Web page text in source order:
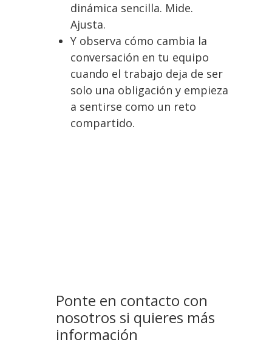
dinámica sencilla. Mide.
Ajusta.
Y observa cómo cambia la
conversación en tu equipo
cuando el trabajo deja de ser
solo una obligación y empieza
a sentirse como un reto
compartido.
Ponte en contacto con
nosotros si quieres más
información